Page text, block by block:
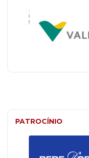
PATROCÍNIO